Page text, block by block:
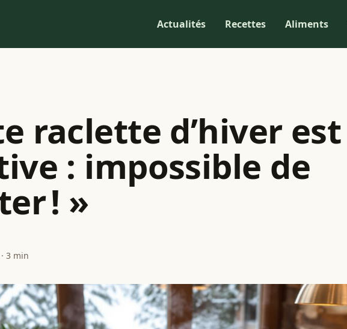
Actualités Recettes Aliments
raclette d’hiver est
: impossible de
! »
3 min